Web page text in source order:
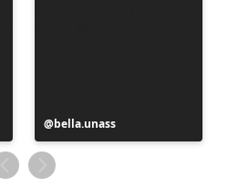
Opslag
offentliggjort
af
bella.unass